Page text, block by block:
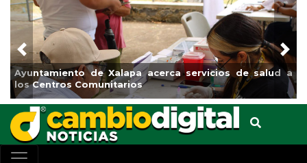
Ayuntamiento de Xalapa acerca servicios de salud a
los Centros Comunitarios
el
Previous